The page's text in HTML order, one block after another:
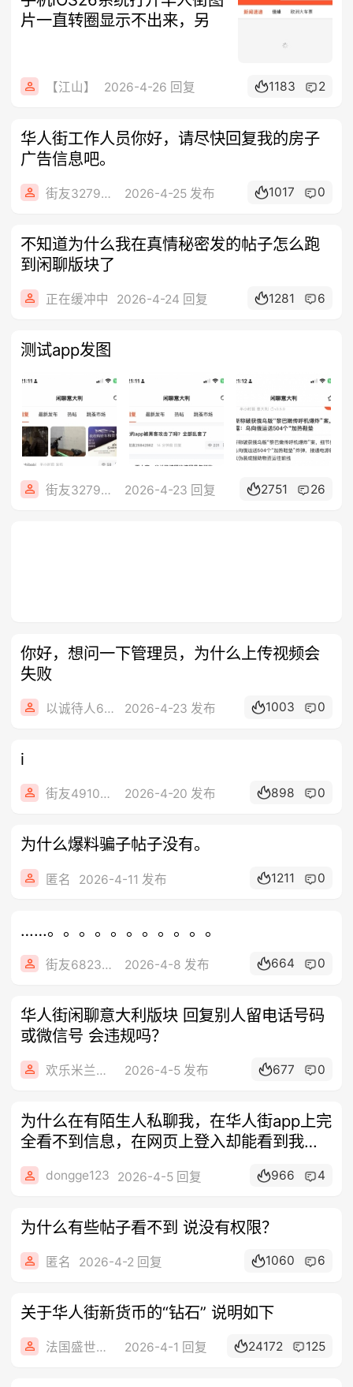
片一直转圈显示不出来，另
【江山】 2026-4-26 回复 1183 2
华人街工作人员你好，请尽快回复我的房子
广告信息吧。
街友32790849 2026-4-25 发布 1017 0
不知道为什么我在真情秘密发的帖子怎么跑
到闲聊版块了
正在缓冲中 2026-4-24 回复 1281 6
测试app发图
街友32790849 2026-4-23 回复 2751 26
你好，想问一下管理员，为什么上传视频会
失败
以诚待人666 2026-4-23 发布 1003 0
i
街友49104296 2026-4-20 发布 898 0
为什么爆料骗子帖子没有。
匿名 2026-4-11 发布 1211 0
……。。。。。。。。。。。
街友68234212 2026-4-8 发布 664 0
华人街闲聊意大利版块 回复别人留电话号码
或微信号 会违规吗？
欢乐米兰租房 2026-4-5 发布 677 0
为什么在有陌生人私聊我，在华人街app上完
全看不到信息，在网页上登入却能看到我用
的是最新版google商店下载的华人街
dongge123 2026-4-5 回复 966 4
为什么有些帖子看不到 说没有权限？
匿名 2026-4-2 回复 1060 6
关于华人街新货币的“钻石” 说明如下
法国盛世房地产 2026-4-1 回复 24172 125